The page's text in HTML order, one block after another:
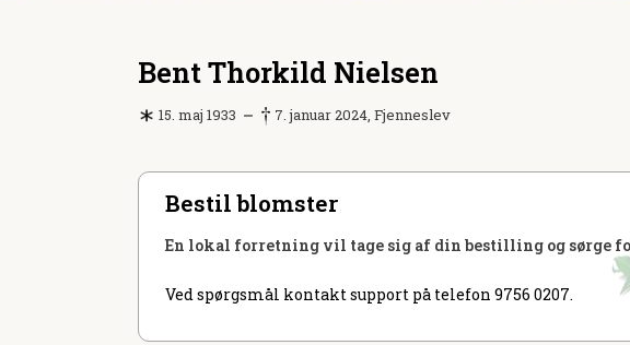
Bent Thorkild Nielsen
15. maj 1933 7. januar 2024, Fjenneslev
Bestil blomster
En lokal forretning vil tage sig af din bestilling og sørge
Ved spørgsmål kontakt support på telefon 9756 0207.